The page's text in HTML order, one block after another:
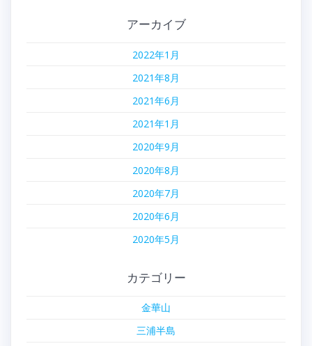
アーカイブ
2022年1月
2021年8月
2021年6月
2021年1月
2020年9月
2020年8月
2020年7月
2020年6月
2020年5月
カテゴリー
金華山
三浦半島